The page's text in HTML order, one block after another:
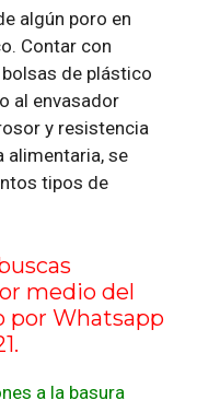
algún poro en
Contar con
de plástico
al envasador
y resistencia
alimentaria, se
tipos de
medio del
por Whatsapp
a la basura